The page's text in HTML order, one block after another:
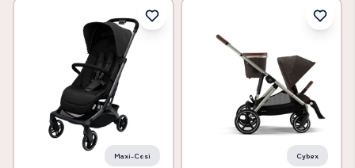
Maxi-Cosi Cybex